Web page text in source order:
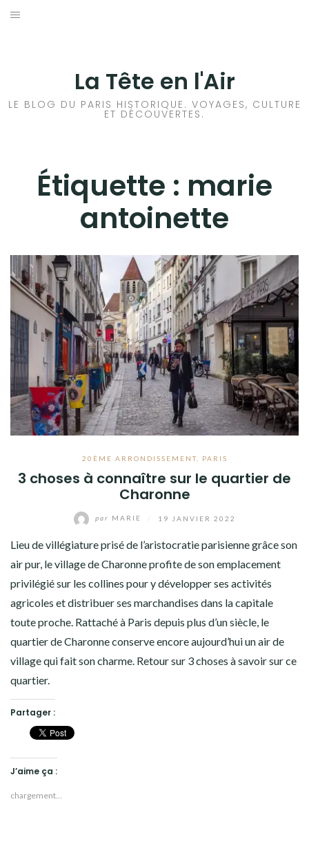
Aller
La Tête en l'Air
LE BLOG DU PARIS HISTORIQUE. VOYAGES, CULTURE
ET DÉCOUVERTES.
Étiquette : marie
antoinette
20ÈME ARRONDISSEMENT, PARIS
3 choses à connaître sur le quartier de
Charonne
par MARIE 19 JANVIER 2022
Lieu de villégiature prisé de l’aristocratie parisienne grâce son
air pur, le village de Charonne profite de son emplacement
privilégié sur les collines pour y développer ses activités
agricoles et distribuer ses marchandises dans la capitale
toute proche. Rattaché à Paris depuis plus d’un siècle, le
quartier de Charonne conserve encore aujourd’hui un air de
village qui fait son charme. Retour sur 3 choses à savoir sur ce
quartier.
Partager :
J’aime ça :
chargement…
HISTOIRES EN ILE DE FRANCE
VOYAGES À L’ÉTRANGER